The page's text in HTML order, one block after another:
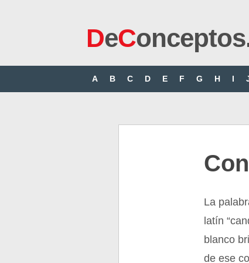
DeC
A B C D E F G H I
La
latín
blanco
de ese